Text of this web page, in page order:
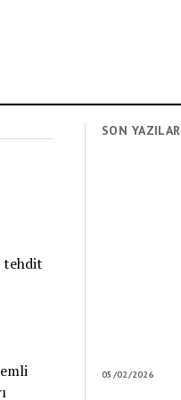
tehdit
SON YAZILAR
05/02/2026